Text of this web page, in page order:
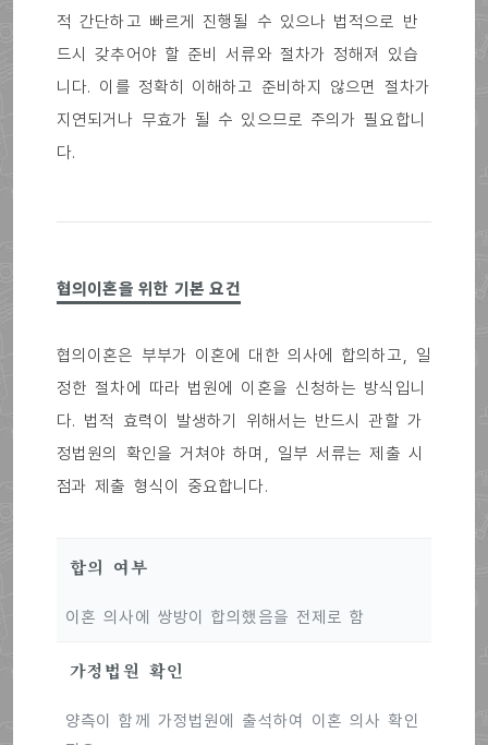
적 간단하고 빠르게 진행될 수 있으나 법적으로 반
드시 갖추어야 할 준비 서류와 절차가 정해져 있습
니다. 이를 정확히 이해하고 준비하지 않으면 절차가
지연되거나 무효가 될 수 있으므로 주의가 필요합니
다.
협의이혼을 위한 기본 요건
협의이혼은 부부가 이혼에 대한 의사에 합의하고, 일
정한 절차에 따라 법원에 이혼을 신청하는 방식입니
다. 법적 효력이 발생하기 위해서는 반드시 관할 가
정법원의 확인을 거쳐야 하며, 일부 서류는 제출 시
점과 제출 형식이 중요합니다.
합의 여부
이혼 의사에 쌍방이 합의했음을 전제로 함
가정법원 확인
양측이 함께 가정법원에 출석하여 이혼 의사 확인